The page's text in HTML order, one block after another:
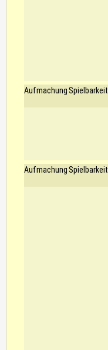
Aufmachung Spielbarkeit
Aufmachung Spielbarkeit